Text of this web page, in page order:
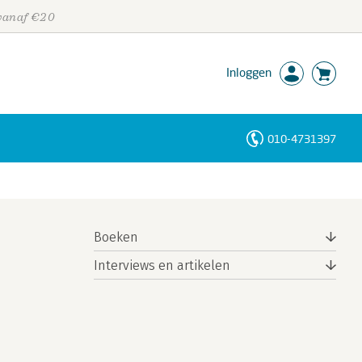
€20
Inloggen
010-4731397
Boeken
Interviews en artikelen
Personen